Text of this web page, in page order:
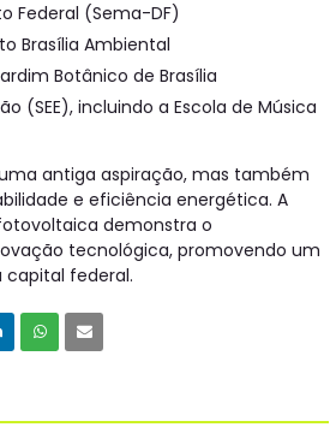
Federal (Sema-DF)
Brasília Ambiental
Botânico de Brasília
(SEE), incluindo a Escola de Música
antiga aspiração, mas também
e eficiência energética. A
demonstra o
tecnológica, promovendo um
capital federal.